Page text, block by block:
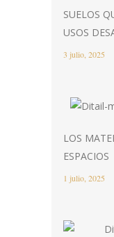
SUELOS
USOS
3 julio, 2025
LOS
ESPACIOS
1 julio, 2025